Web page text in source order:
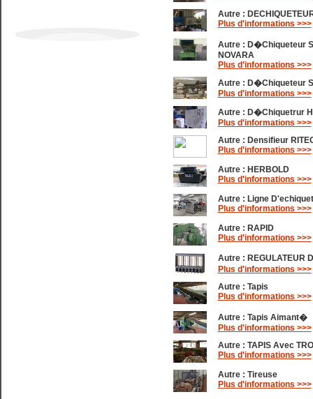
Autre :
Plus d'informations >>>
Autre : D�chiqueteur
NOVARA
Plus d'informations >>>
Autre : D�chiqueteur
Plus d'informations >>>
Autre : D�chiquetrur
Plus d'informations >>>
Autre : Densifieur
Plus d'informations >>>
Autre : HERBOLD
Plus d'informations >>>
Autre : Ligne
Plus d'informations >>>
Autre : RAPID
Plus d'informations >>>
Autre : REGULATEUR
Plus d'informations >>>
Autre : Tapis
Plus d'informations >>>
Autre : Tapis Aimant�
Plus d'informations >>>
Autre : TAPIS Avec
Plus d'informations >>>
Autre : Tireuse
Plus d'informations >>>